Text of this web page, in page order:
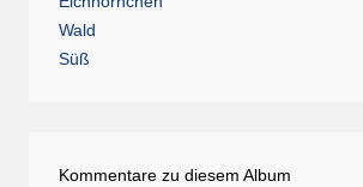
Wald
Süß
Kommentare zu diesem Album